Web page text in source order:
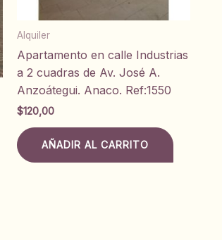
Alquiler
Apartamento en calle Industrias
a 2 cuadras de Av. José A.
Anzoátegui. Anaco. Ref:1550
$120,00
AÑADIR AL CARRITO